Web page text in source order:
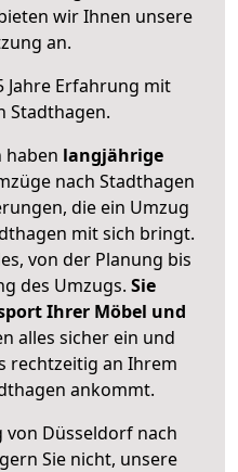
wir Ihnen unsere
an.
Jahre Erfahrung mit
Stadthagen.
haben langjährige
nach Stadthagen
die ein Umzug
mit sich bringt.
von der Planung bis
des Umzugs. Sie
Ihrer Möbel und
alles sicher ein und
rechtzeitig an Ihrem
ankommt.
von Düsseldorf nach
Sie nicht, unsere